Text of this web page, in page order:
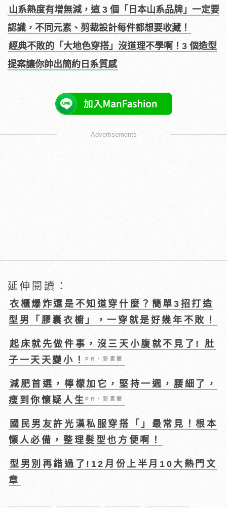
山系熱度有增無減，這 3 個「日本山系品牌」一定要
認識，不同元素、剪裁設計每件都想要收藏！
經典不敗的「大地色穿搭」沒道理不學啊！3 個造型
提案讓你帥出簡約日系質感
Advertisements
延伸閱讀：
衣櫃爆炸還是不知道穿什麼？簡單3招打造
型男「膠囊衣櫥」，一穿就是好幾年不敗！
起床就先做件事，沒三天小腹就不見了! 肚
子一天天變小！PR・新素簡
減肥首選，檸檬加它，堅持一週，腰細了，
瘦到你懷疑人生PR・新素簡
國民男友許光漢私服穿搭「」最常見！根本
懶人必備，整理髮型也方便啊！
型男別再錯過了!12月份上半月10大熱門文
章